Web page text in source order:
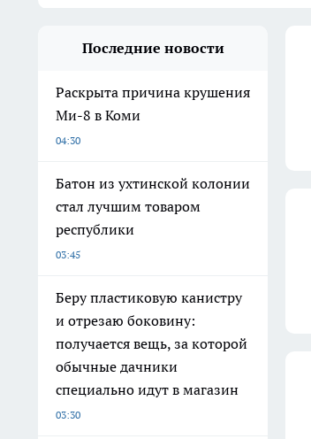
Последние новости
Раскрыта причина крушения
Ми-8 в Коми
04:30
Батон из ухтинской колонии
стал лучшим товаром
республики
03:45
Беру пластиковую канистру
и отрезаю боковину:
получается вещь, за которой
обычные дачники
специально идут в магазин
03:30